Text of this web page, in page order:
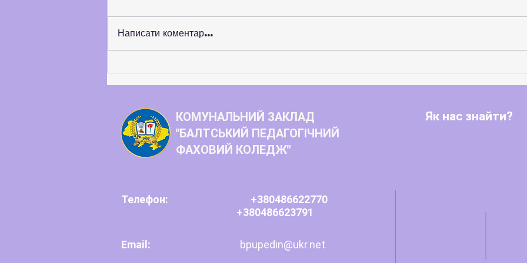
Написати коментар...
КОМУНАЛЬНИЙ ЗАКЛАД
"БАЛТСЬКИЙ ПЕДАГОГІЧНИЙ
ФАХОВИЙ КОЛЕДЖ"
Телефон:
+380486622770
+380486623791
Email: bpupedin@ukr.net
Як нас знайти?